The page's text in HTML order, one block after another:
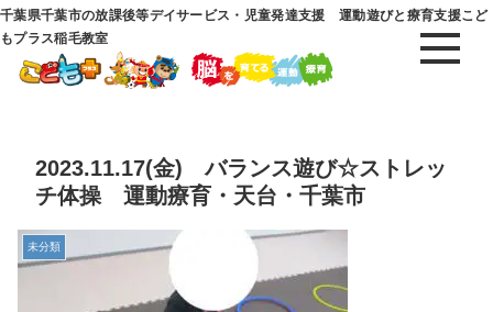
千葉県千葉市の放課後等デイサービス・児童発達支援 運動遊びと療育支援こど
もプラス稲毛教室
2023.11.17(金) バランス遊び☆ストレッ
チ体操 運動療育・天台・千葉市
未分類